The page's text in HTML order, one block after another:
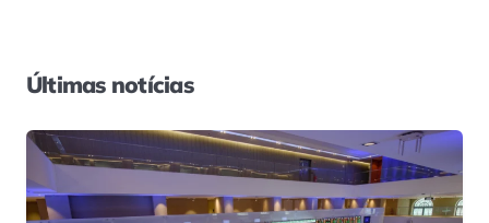
Últimas notícias